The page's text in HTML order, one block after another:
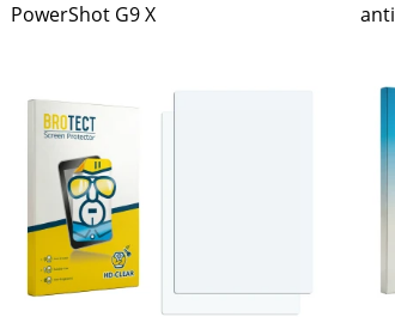
PowerShot G9 X